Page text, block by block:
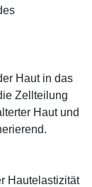
Haut in das
Zellteilung
Haut und
Hautelastizität